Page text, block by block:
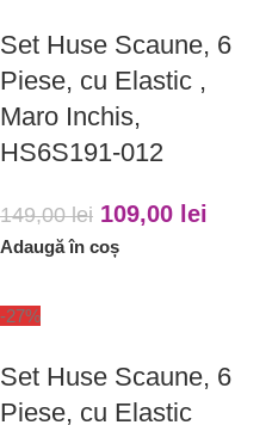
Set Huse Scaune, 6
Piese, cu Elastic ,
Maro Inchis,
HS6S191-012
149,00lei 109,00 lei
Adaugă în coș
-27%
Set Huse Scaune, 6
Piese, cu Elastic